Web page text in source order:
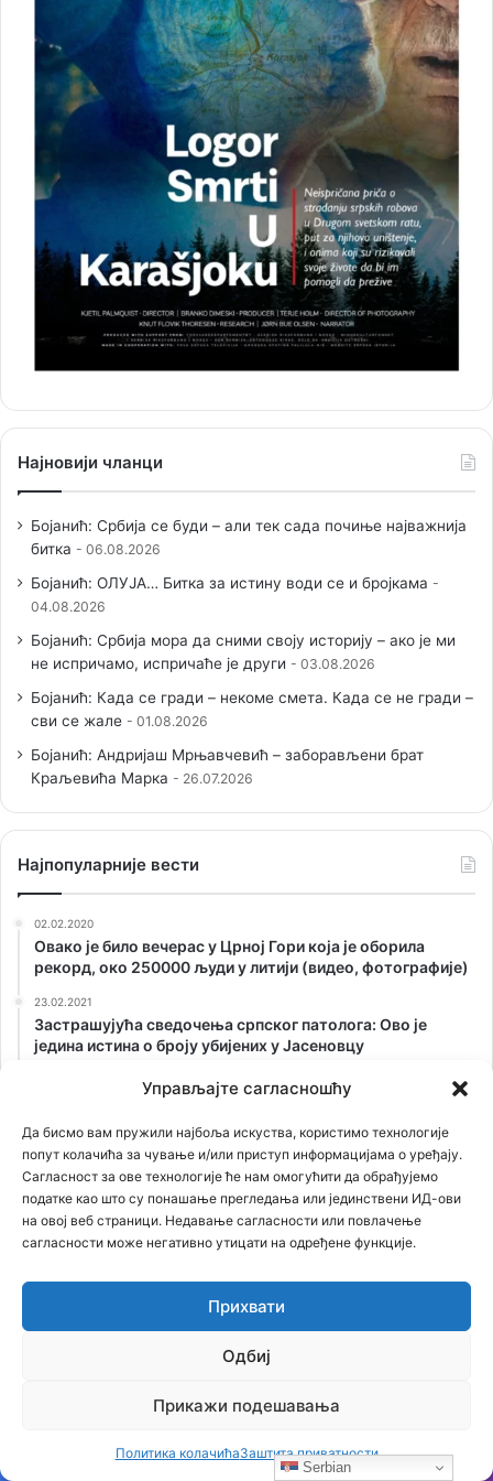
Управљајте сагласношћу
Да бисмо вам пружили најбоља искуства, користимо технологије
попут колачића за чување и/или приступ информацијама о уређају.
Сагласност за ове технологије ће нам омогућити да обрађујемо
податке као што су понашање прегледања или јединствени ИД-ови
на овој веб страници. Недавање сагласности или повлачење
сагласности може негативно утицати на одређене функције.
Прихвати
Одбиј
Прикажи подешавања
Политика колачићаЗаштита приватности
Најновији чланци
Бојанић: Србија се буди – али тек сада почиње најважнија
битка
06.08.2026
Бојанић: ОЛУЈА… Битка за истину води се и бројкама
04.08.2026
Бојанић: Србија мора да сними своју историју – ако је ми
не испричамо, испричаће је други
03.08.2026
Бојанић: Када се гради – некоме смета. Када се не гради –
сви се жале
01.08.2026
Бојанић: Андријаш Мрњавчевић – заборављени брат
Краљевића Марка
26.07.2026
Наjпопуларније вести
02.02.2020
Овако је било вечерас у Црној Гори која је оборила
рекорд, око 250000 људи у литији (видео, фотографије)
23.02.2021
Застрашујућа сведочења српског патолога: Ово је
једина истина о броју убијених у Јасеновцу
СТРИП О KОСОВУ: Док сви други ћуте, ИТАЛИЈАНИ
изнели ИСТИНУ о страдању СРБА!
06.07.2021
Књига Владимира Ђорђевића ТИГРОВ СКОК је
предодређена за наследника Кума или Скарфејса, јер
свака држава има мафију, али ни једна мафија нема
државу, као ЈА! Аркан
ОТKРИВАМО ТАЈНУ СТАРУ 75 ГОДИНА: Лешеве из
Јасеновца сахранили на Kалемегдану!
Serbian